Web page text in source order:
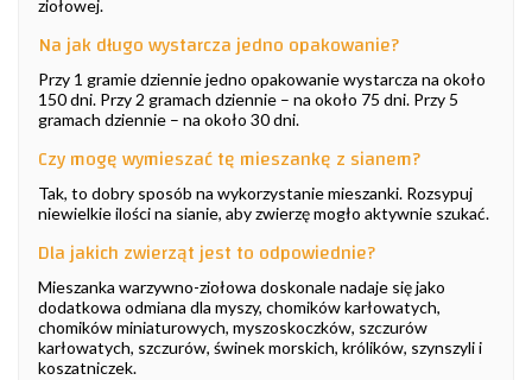
ziołowej.
Na jak długo wystarcza jedno opakowanie?
Przy 1 gramie dziennie jedno opakowanie wystarcza na około
150 dni. Przy 2 gramach dziennie – na około 75 dni. Przy 5
gramach dziennie – na około 30 dni.
Czy mogę wymieszać tę mieszankę z sianem?
Tak, to dobry sposób na wykorzystanie mieszanki. Rozsypuj
niewielkie ilości na sianie, aby zwierzę mogło aktywnie szukać.
Dla jakich zwierząt jest to odpowiednie?
Mieszanka warzywno-ziołowa doskonale nadaje się jako
dodatkowa odmiana dla myszy, chomików karłowatych,
chomików miniaturowych, myszoskoczków, szczurów
karłowatych, szczurów, świnek morskich, królików, szynszyli i
koszatniczek.